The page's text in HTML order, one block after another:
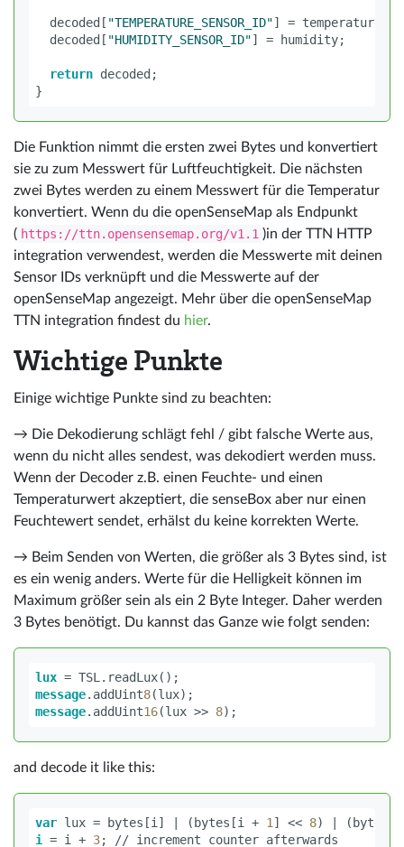
decoded [ "TEMPERATURE_SENSOR_ID"] = temperature
decoded [ "HUMIDITY_SENSOR_ID"] = humidity;
return decoded ;
}
Die Funktion nimmt die ersten zwei Bytes und konvertiert
sie zu zum Messwert für Luftfeuchtigkeit. Die nächsten
zwei Bytes werden zu einem Messwert für die Temperatur
konvertiert. Wenn du die openSenseMap als Endpunkt
( https://ttn.opensensemap.org/v1.1 )in der TTN HTTP
integration verwendest, werden die Messwerte mit deinen
Sensor IDs verknüpft und die Messwerte auf der
openSenseMap angezeigt. Mehr über die openSenseMap
TTN integration findest du hier.
Wichtige Punkte
Einige wichtige Punkte sind zu beachten:
→ Die Dekodierung schlägt fehl / gibt falsche Werte aus,
wenn du nicht alles sendest, was dekodiert werden muss.
Wenn der Decoder z.B. einen Feuchte- und einen
Temperaturwert akzeptiert, die senseBox aber nur einen
Feuchtewert sendet, erhälst du keine korrekten Werte.
→ Beim Senden von Werten, die größer als 3 Bytes sind, ist
es ein wenig anders. Werte für die Helligkeit können im
Maximum größer sein als ein 2 Byte Integer. Daher werden
3 Bytes benötigt. Du kannst das Ganze wie folgt senden:
lux = TSL . readLux();
message. addUint8(lux);
message. addUint16(lux >> 8);
and decode it like this:
var lux = bytes [i ] | (bytes [i + 1 ] << 8) | (bytes
i
= i + 3; // increment counter afterwards